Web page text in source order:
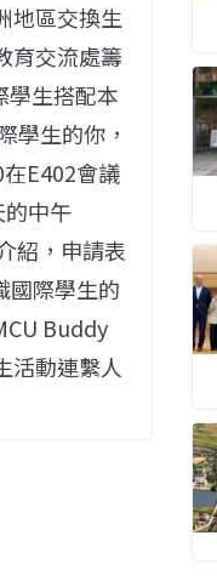
地區交換生
育交流處籌
生搭配本
學生的你，
E402會議
中午
紹，申請表
際學生的
Buddy
活動連繫人